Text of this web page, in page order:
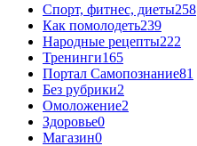
Спорт, фитнес, диеты258
Как помолодеть239
Народные рецепты222
Тренинги165
Портал Самопознание81
Без рубрики2
Омоложение2
Здоровье0
Магазин0